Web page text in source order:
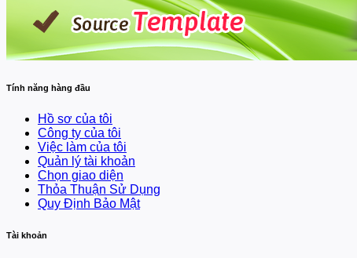
Tính năng hàng đầu
Hồ sơ của tôi
Công ty của tôi
Việc làm của tôi
Quản lý tài khoản
Chọn giao diện
Thỏa Thuận Sử Dụng
Quy Định Bảo Mật
Tài khoản